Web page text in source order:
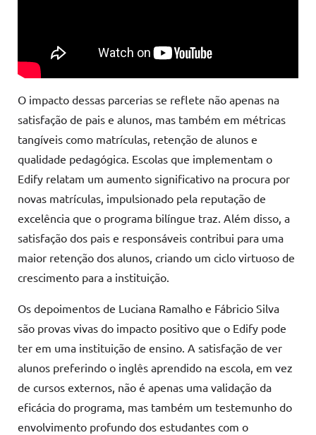
O impacto dessas parcerias se reflete não apenas na
satisfação de pais e alunos, mas também em métricas
tangíveis como matrículas, retenção de alunos e
qualidade pedagógica. Escolas que implementam o
Edify relatam um aumento significativo na procura por
novas matrículas, impulsionado pela reputação de
excelência que o programa bilíngue traz. Além disso, a
satisfação dos pais e responsáveis contribui para uma
maior retenção dos alunos, criando um ciclo virtuoso de
crescimento para a instituição.
Os depoimentos de Luciana Ramalho e Fábricio Silva
são provas vivas do impacto positivo que o Edify pode
ter em uma instituição de ensino. A satisfação de ver
alunos preferindo o inglês aprendido na escola, em vez
de cursos externos, não é apenas uma validação da
eficácia do programa, mas também um testemunho do
envolvimento profundo dos estudantes com o